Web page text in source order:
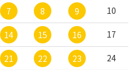
7 8 9 10
14 15 16 17
21 22 23 24